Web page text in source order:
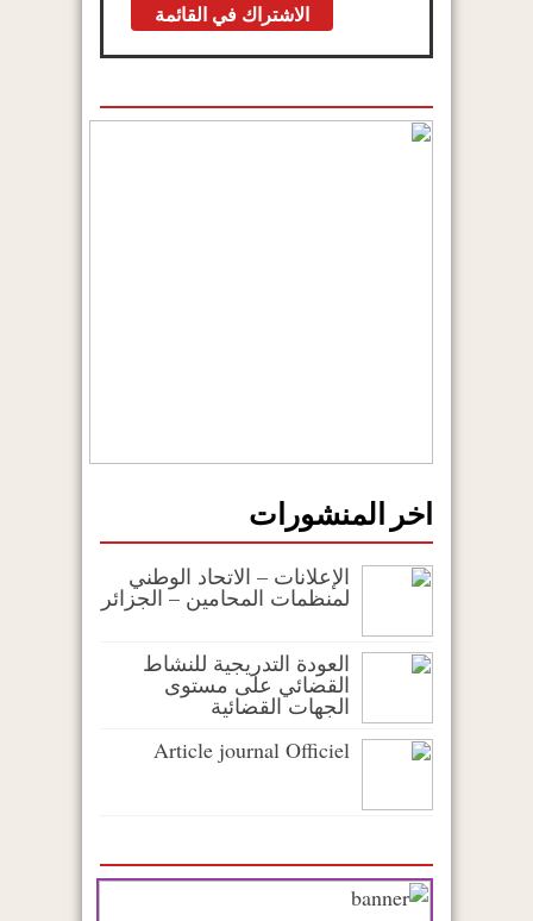
اخر المنشورات
الإعلانات – الاتحاد الوطني
لمنظمات المحامين – الجزائر
العودة التدريجية للنشاط
القضائي على مستوى
الجهات القضائية
Article journal Officiel